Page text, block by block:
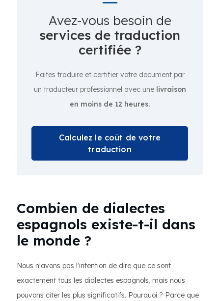
Avez-vous besoin de
services de traduction
certifiée ?
Faites traduire et certifier votre document par
un traducteur professionnel avec une livraison
en moins de 12 heures.
Calculez le coût de votre
traduction
Combien de dialectes
espagnols existe-t-il dans
le monde ?
Nous n'avons pas l'intention de dire que ce sont
exactement tous les dialectes espagnols, mais nous
pouvons citer les plus significatifs. Pourquoi ? Parce que